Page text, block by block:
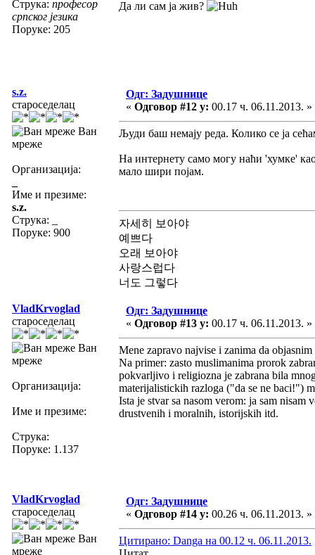
Струка: професор
српског језика
Поруке: 205
Да ли сам ја жив?
s.z.
староседелац
Ван
мреже
Организација:
Име и презиме:
s.z.
Струка:
Поруке: 900
Одг: Задушнице
« Одговор #12 у: 00.17 ч. 06.11.2013. »
Људи баш немају реда. Колико се ја
На интернету само могу наћи 'хумке'
мало шири појам.
자세히 보아야
예쁘다
오래 보아야
사랑스럽다
너도 그렇다
VladKrvoglad
староседелац
Ван
мреже
Организација:
Име и презиме:
Струка:
Поруке: 1.137
Одг: Задушнице
« Одговор #13 у: 00.17 ч. 06.11.2013. »
Mene zapravo najvise i zanima da
Na primer: zasto muslimanima prorok
pokvarljivo i religiozna je zabrana bila
materijalistickih razloga ("da se ne baci!")
Ista je stvar sa nasom verom: ja sam
drustvenih i moralnih, istorijskih itd.
VladKrvoglad
староседелац
Ван
мреже
Одг: Задушнице
« Одговор #14 у: 00.26 ч. 06.11.2013. »
Цитирано: Danga на 00.12 ч. 06.11.2013.